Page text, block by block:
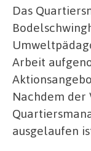
Das
Arbeit
Nachdem der
ausgelaufen